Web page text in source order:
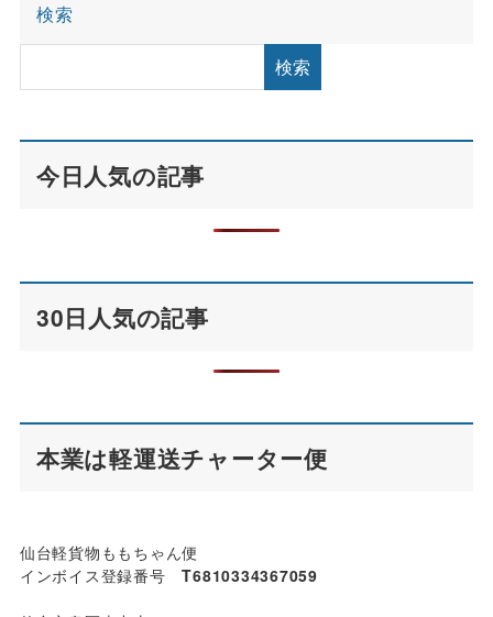
検索
検索
今日人気の記事
30日人気の記事
本業は軽運送チャーター便
仙台軽貨物ももちゃん便
インボイス登録番号T6810334367059